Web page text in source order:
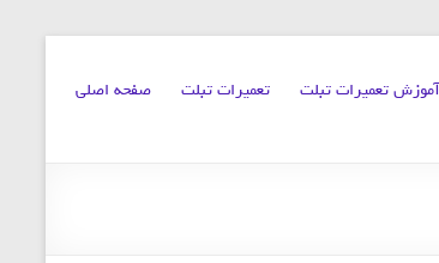
آموزش تعمیرات تبلت تعمیرات تبلت صفحه اصلی